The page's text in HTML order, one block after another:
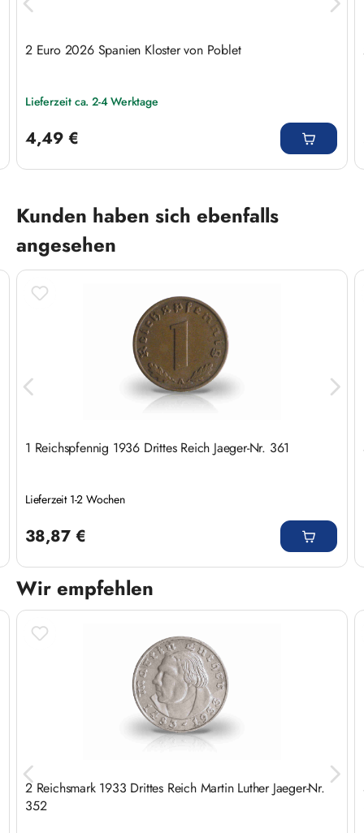
2 Euro 2026 Spanien Kloster von Poblet
Lieferzeit ca. 2-4 Werktage
4,49 €
Produktgalerie überspringen
Kunden haben sich ebenfalls
angesehen
1 Reichspfennig 1936 Drittes Reich Jaeger-Nr. 361
Lieferzeit 1-2 Wochen
38,87 €
Wir empfehlen
Produktgalerie überspringen
2 Reichsmark 1933 Drittes Reich Martin Luther Jaeger-Nr.
352